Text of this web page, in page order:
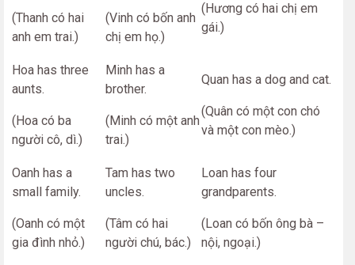
(Thanh có hai
anh em trai.)
(Vinh có bốn anh
chị em họ.)
(Hương có hai chị em
gái.)
Hoa has three
aunts.
(Hoa có ba
người cô, dì.)
Minh has a
brother.
(Minh có một anh
trai.)
Quan has a dog and cat.
(Quân có một con chó
và một con mèo.)
Oanh has a
small family.
(Oanh có một
gia đình nhỏ.)
Tam has two
uncles.
(Tâm có hai
người chú, bác.)
Loan has four
grandparents.
(Loan có bốn ông bà –
nội, ngoại.)